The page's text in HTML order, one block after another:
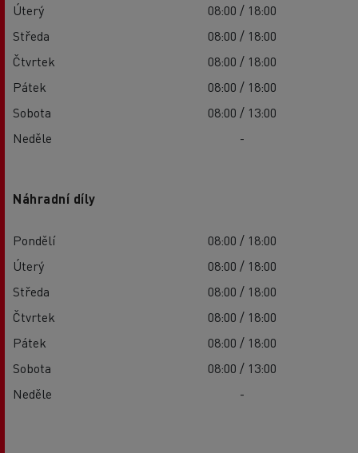
Úterý
08:00 / 18:00
Středa
08:00 / 18:00
Čtvrtek
08:00 / 18:00
Pátek
08:00 / 18:00
Sobota
08:00 / 13:00
Neděle
-
Náhradní díly
Pondělí
08:00 / 18:00
Úterý
08:00 / 18:00
Středa
08:00 / 18:00
Čtvrtek
08:00 / 18:00
Pátek
08:00 / 18:00
Sobota
08:00 / 13:00
Neděle
-